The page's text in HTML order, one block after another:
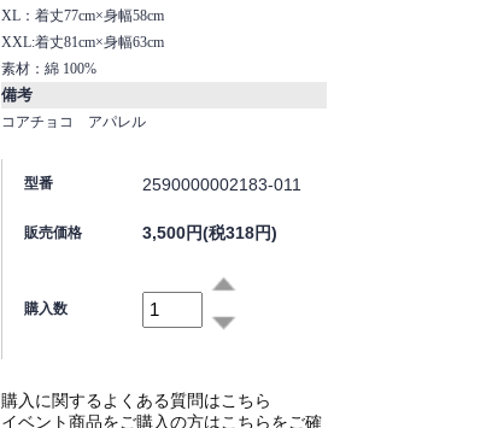
XL：着丈77cm×身幅58cm
XXL:着丈81cm×身幅63cm
素材：綿 100%
備考
コアチョコ アパレル
型番 2590000002183-011
販売価格 3,500円(税318円)
購入数
購入に関するよくある質問はこちら
イベント商品をご購入の方はこちらをご確